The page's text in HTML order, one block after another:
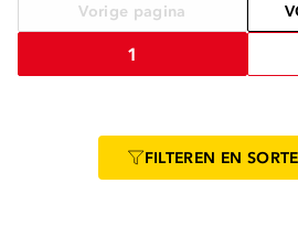
Vorige pagina
1
FILTEREN EN